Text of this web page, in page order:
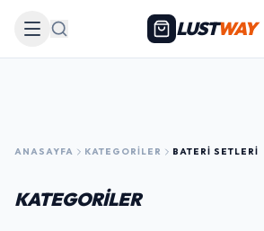
Arama LUSTWAY
ANASAYFA KATEGORILER BATERI SETLERI
KATEGORİLER